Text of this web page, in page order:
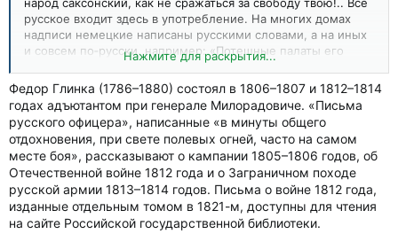
русское входит здесь в употребление. На многих домах
надписи немецкие написаны русскими словами, а на иных
и совсем по‑русски, например: «Потешные палаты его
королевского высочества герцога Максимилиана». Это
королевский брат. Неоспоримо, что слава народа придает
цену и блеск языку его. Слава сия утверждается
победоносным оружием. Теперь уже всякий саксонец
имеет ручной российский словарь — и скоро, скоро,
может быть, — как сладко мечтать о сем! — богатый язык
великого отечества нашего загремит на берегах Эльбы — и
там, где победа украшает лаврами знамена народа
русского, станут читать русских писателей; станут дивиться
Ломоносову, восхищаться Державиным, учиться у
Шишкова, пленяться Дмитриевым, любоваться
Нажмите для раскрытия...
Федор Глинка (1786–1880) состоял в 1806–1807 и 1812–1814
годах адъютантом при генерале Милорадовиче. «Письма
русского офицера», написанные «в минуты общего
отдохновения, при свете полевых огней, часто на самом
месте боя», рассказывают о кампании 1805–1806 годов, об
Отечественной войне 1812 года и о Заграничном походе
русской армии 1813–1814 годов. Письма о войне 1812 года,
изданные отдельным томом в 1821-м, доступны для чтения
на сайте Российской государственной библиотеки.